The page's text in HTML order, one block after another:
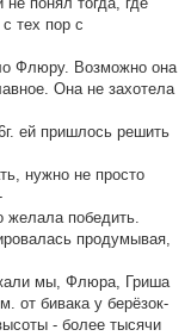
тех пор с
Флюру. Возможно она
Она не захотела
ей пришлось решить
нужно не просто
желала победить.
продумывая,
мы, Флюра, Гриша
от бивака у берёзок-
- более тысячи